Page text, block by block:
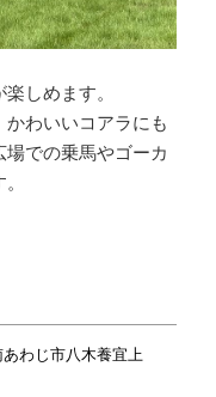
しめます。
かわいいコアラにも
での乗馬やゴーカ
わじ市八木養宜上